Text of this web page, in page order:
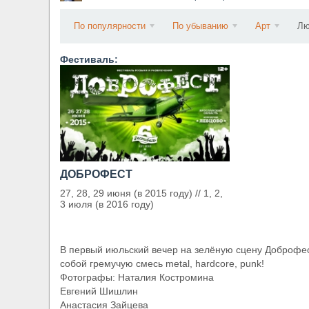
По популярности По убыванию Арт
Фестиваль:
ДОБРОФЕСТ
27, 28, 29 июня (в 2015 году) // 1, 2,
3 июля (в 2016 году)
В первый июльский вечер на зелёную сцену
собой гремучую смесь metal, hardcore, punk!
Фотографы: Наталия Костромина
Евгений Шишлин
Анастасия Зайцева